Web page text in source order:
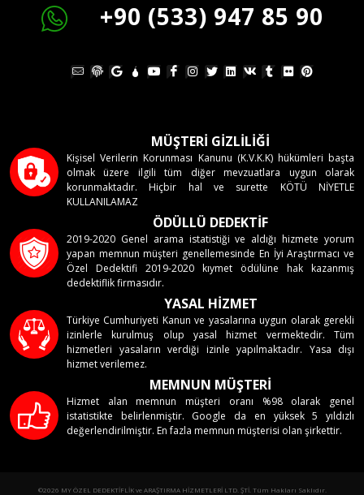
+90 (533) 947 85 90
MÜŞTERİ GİZLİLİĞİ
Kişisel Verilerin Korunması Kanunu (K.V.K.K) hükümleri başta
olmak üzere ilgili tüm diğer mevzuatlara uygun olarak
korunmaktadır. Hiçbir hal ve surette KÖTÜ NİYETLE
KULLANILAMAZ
ÖDÜLLÜ DEDEKTİF
2019-2020 Genel arama istatistiği ve aldığı hizmete yorum
yapan memnun müşteri genellemesinde En İyi Araştırmacı ve
Özel Dedektifi 2019-2020 kıymet ödülüne hak kazanmış
dedektiflik firmasıdır.
YASAL HİZMET
Türkiye Cumhuriyeti Kanun ve yasalarına uygun olarak gerekli
izinlerle kurulmuş olup yasal hizmet vermektedir. Tüm
hizmetleri yasaların verdiği izinle yapılmaktadır. Yasa dışı
hizmet verilemez.
MEMNUN MÜŞTERİ
Hizmet alan memnun müşteri oranı %98 olarak genel
istatistikte belirlenmiştir. Google da en yüksek 5 yıldızlı
değerlendirilmiştir. En fazla memnun müşterisi olan şirkettir.
©2026 MY ÖZEL DEDEKTİFLİK ve ARAŞTIRMA HİZMETLERİ LTD. ŞTİ. Tüm Hakları Saklıdır.